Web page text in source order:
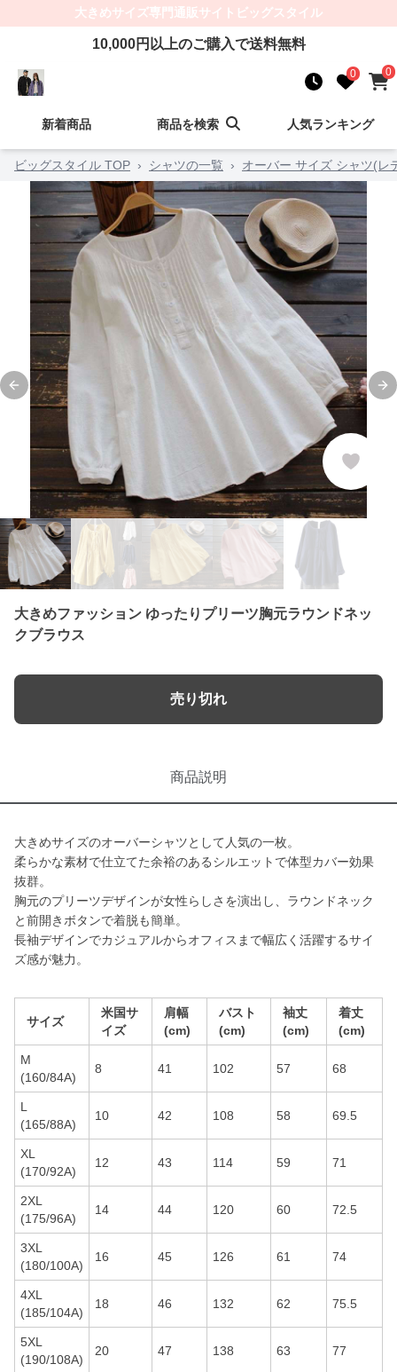
大きめサイズ専門通販サイト ビッグスタイル
10,000円以上のご購入で送料無料
0 0
新着商品 商品を検索 人気ランキング
ビッグスタイル TOP › シャツの一覧 › オーバー サイズ シャツ(レ
Previous slide
大きめファッション ゆったりプリーツ胸元ラウンドネッ
クブラウス
売り切れ
商品説明
大きめサイズのオーバーシャツとして人気の一枚。
柔らかな素材で仕立てた余裕のあるシルエットで体型カバー効果
抜群。
胸元のプリーツデザインが女性らしさを演出し、ラウンドネック
と前開きボタンで着脱も簡単。
長袖デザインでカジュアルからオフィスまで幅広く活躍するサイ
ズ感が魅力。
サイズ
米国サ
イズ
肩幅
(cm)
バスト
(cm)
袖丈
(cm)
着丈
(cm)
M
(160/84A)
8 41 102 57 68
L
(165/88A)
10 42 108 58 69.5
XL
(170/92A)
12 43 114 59 71
2XL
(175/96A)
14 44 120 60 72.5
3XL
(180/100A)
16 45 126 61 74
4XL
(185/104A)
18 46 132 62 75.5
5XL
(190/108A)
20 47 138 63 77